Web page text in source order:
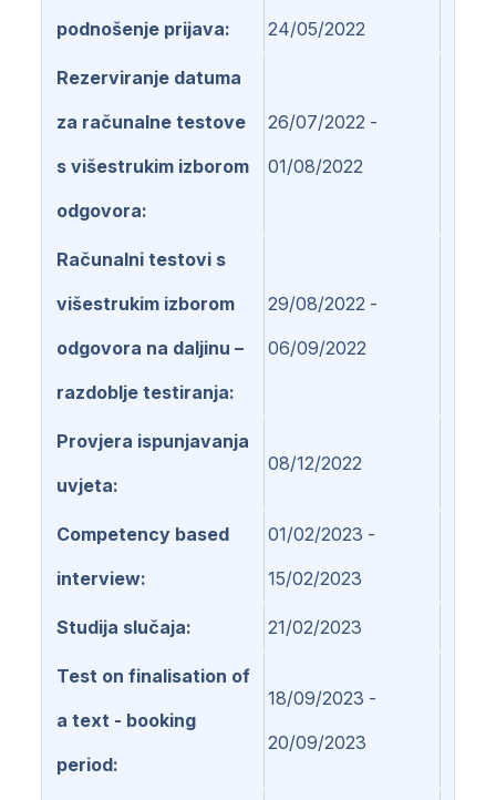
podnošenje prijava
24/05/2022
Rezerviranje datuma
za računalne testove
s višestrukim izborom
odgovora
26/07/2022 -
01/08/2022
Računalni testovi s
višestrukim izborom
odgovora na daljinu –
razdoblje testiranja
29/08/2022 -
06/09/2022
Provjera ispunjavanja
uvjeta
08/12/2022
Competency based
interview
01/02/2023 -
15/02/2023
Studija slučaja 21/02/2023
Test on finalisation of
a text - booking
period
18/09/2023 -
20/09/2023